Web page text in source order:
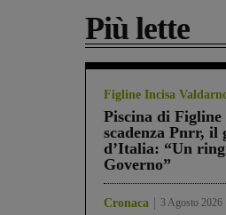
Più lette
Figline Incisa
Piscina di
scadenza Pnrr,
d’Italia: “Un
Governo”
Cronaca 3 Agosto 2026